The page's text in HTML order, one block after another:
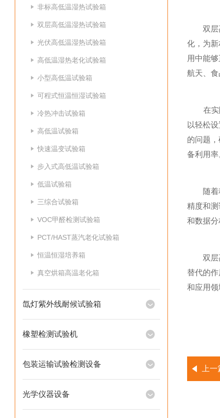
非标高低温湿热试验箱
双层高低温湿热试验箱
光伏高低温湿热试验箱
高低温湿热老化试验箱
小型高低温试验箱
可程式恒温恒湿试验箱
冷热冲击试验箱
高低温试验箱
快速温变试验箱
步入式高低温试验箱
低温试验箱
三综合试验箱
VOC甲醛检测试验箱
PCT/HAST蒸汽老化试验箱
恒温恒湿培养箱
真空烘箱高温老化箱
氙灯紫外线耐候试验箱
橡塑检测试验机
包装运输试验检测设备
光学仪器设备
双层高
化，为
用中能
航天、
在实际
以轻松
的问题
备利用率
随着科
精度和
和数据
双层高
替代的
和应用
上